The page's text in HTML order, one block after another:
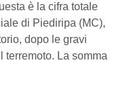
è la cifra totale
di Piediripa (MC),
dopo le gravi
terremoto. La somma